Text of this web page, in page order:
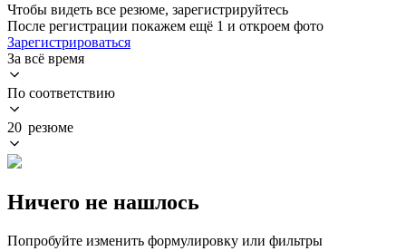
Чтобы видеть все резюме, зарегистрируйтесь
После регистрации покажем ещё 1 и откроем фото
Зарегистрироваться
За всё время
По соответствию
20 резюме
Ничего не нашлось
Попробуйте изменить формулировку или фильтры